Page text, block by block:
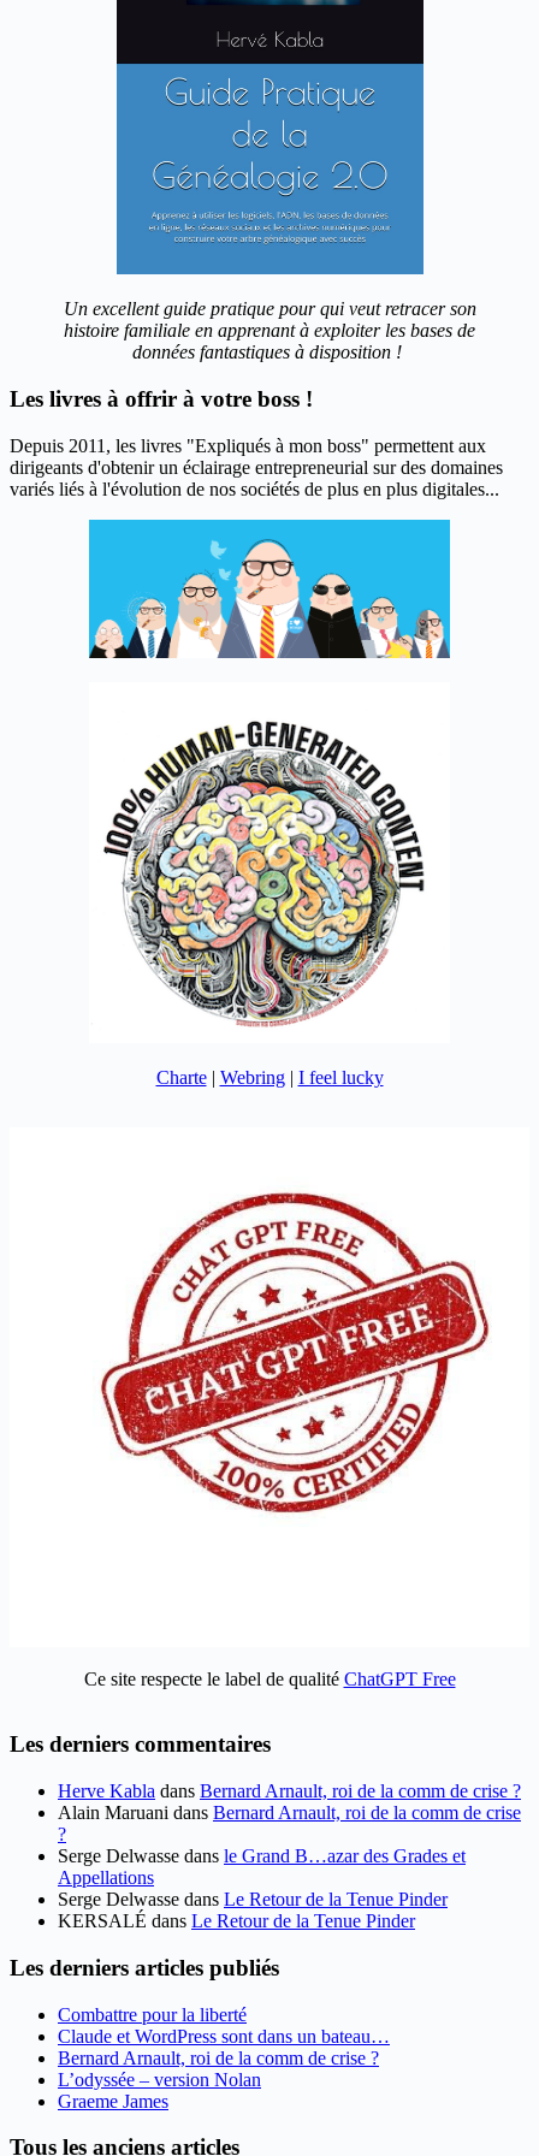
Un excellent guide pratique pour qui veut retracer son
histoire familiale en apprenant à exploiter les bases de
données fantastiques à disposition !
Les livres à offrir à votre boss !
Depuis 2011, les livres "Expliqués à mon boss" permettent aux
dirigeants d'obtenir un éclairage entrepreneurial sur des domaines
variés liés à l'évolution de nos sociétés de plus en plus digitales...
Charte| Webring| I feel lucky
Ce site respecte le label de qualité ChatGPT Free
Les derniers commentaires
Herve Kabla dans Bernard Arnault, roi de la comm de crise ?
Alain Maruani dans Bernard Arnault, roi de la comm de crise
?
Serge Delwasse dans le Grand B…azar des Grades et
Appellations
Serge Delwasse dans Le Retour de la Tenue Pinder
KERSALÉ dans Le Retour de la Tenue Pinder
Les derniers articles publiés
Combattre pour la liberté
Claude et WordPress sont dans un bateau…
Bernard Arnault, roi de la comm de crise ?
L’odyssée – version Nolan
Graeme James
Tous les anciens articles